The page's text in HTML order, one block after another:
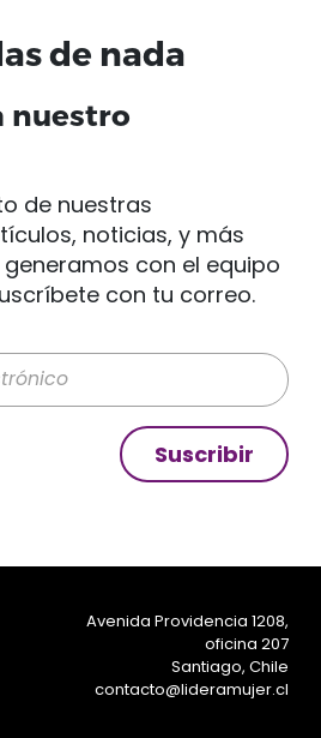
de nada
nuestro
de nuestras
noticias, y más
con el equipo
con tu correo.
Suscribir
Avenida Providencia 1208,
oficina 207
Santiago, Chile
contacto@lideramujer.cl